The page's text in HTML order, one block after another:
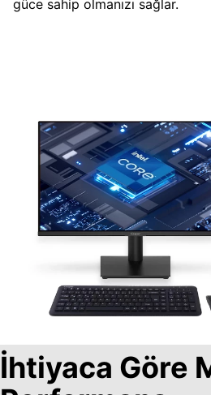
güce sahip olmanızı sağlar.
İhtiyaca Göre